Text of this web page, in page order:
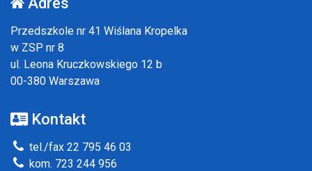
Przedszkole nr 41 Wiślana Kropelka
w ZSP nr 8
ul. Leona Kruczkowskiego 12 b
00-380 Warszawa
Kontakt
tel./fax 22 795 46 03
kom. 723 244 956